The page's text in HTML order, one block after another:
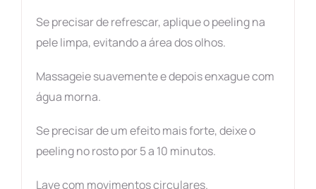
Se precisar de refrescar, aplique o peeling na
pele limpa, evitando a área dos olhos.
Massageie suavemente e depois enxague com
água morna.
Se precisar de um efeito mais forte, deixe o
peeling no rosto por 5 a 10 minutos.
Lave com movimentos circulares.